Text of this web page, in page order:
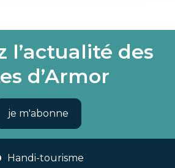
l’actualité des
d’Armor
je m'abonne
Handi-tourisme